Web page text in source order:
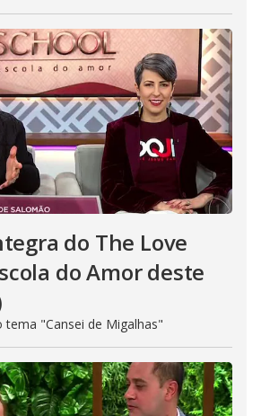
do The Love
do Amor deste
"Cansei de Migalhas"